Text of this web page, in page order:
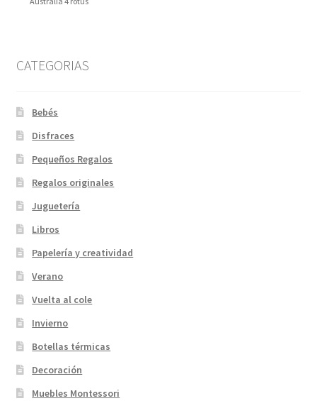
CATEGORIAS
Bebés
Disfraces
Pequeños Regalos
Regalos originales
Juguetería
Libros
Papelería y creatividad
Verano
Vuelta al cole
Invierno
Botellas térmicas
Decoración
Muebles Montessori